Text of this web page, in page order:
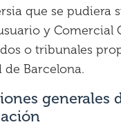
que se pudiera
y Comercial
o tribunales
de Barcelona.
generales